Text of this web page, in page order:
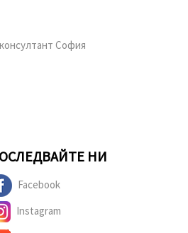
София
НИ
Facebook
Instagram